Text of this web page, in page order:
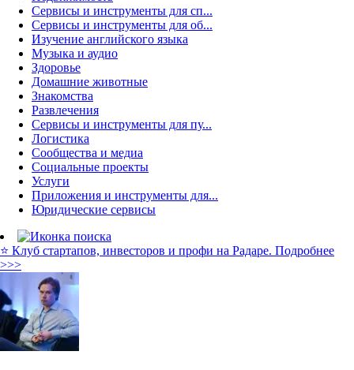
Сервисы и инструменты для сп...
Сервисы и инструменты для об...
Изучение английского языка
Музыка и аудио
Здоровье
Домашние животные
Знакомства
Развлечения
Сервисы и инструменты для пу...
Логистика
Сообщества и медиа
Социальные проекты
Услуги
Приложения и инструменты для...
Юридические сервисы
⭐️ Клуб стартапов, инвесторов и профи на Радаре. Подробнее
>>>